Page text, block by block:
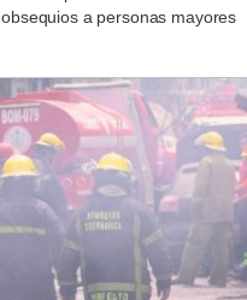
a personas mayores